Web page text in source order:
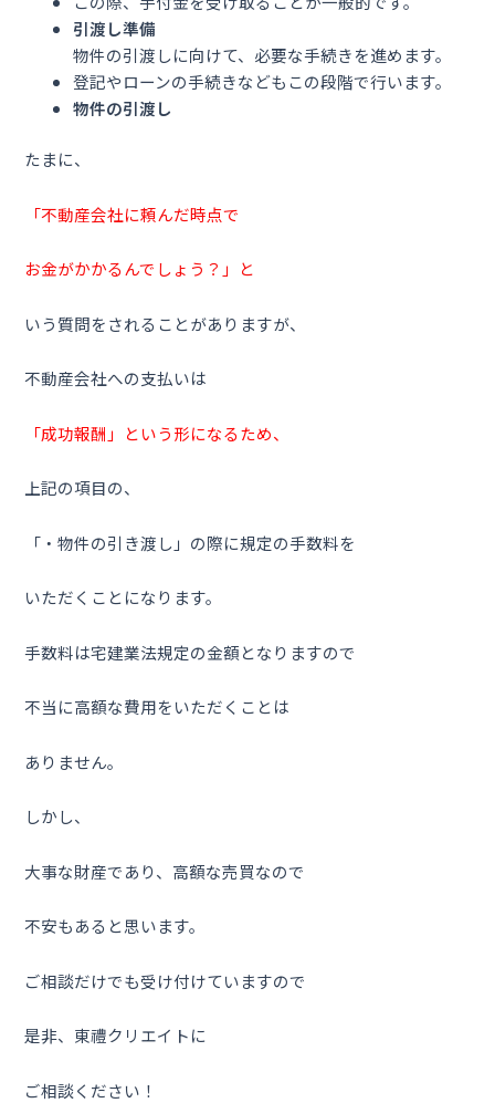
引渡し準備
物件の引渡しに向けて、必要な手続きを進めます。
登記やローンの手続きなどもこの段階で行います。
物件の引渡し
たまに、
「不動産会社に頼んだ時点で
お金がかかるんでしょう？」と
いう質問をされることがありますが、
不動産会社への支払いは
「成功報酬」という形になるため、
上記の項目の、
「・物件の引き渡し」の際に規定の手数料を
いただくことになります。
手数料は宅建業法規定の金額となりますので
不当に高額な費用をいただくことは
ありません。
しかし、
大事な財産であり、高額な売買なので
不安もあると思います。
ご相談だけでも受け付けていますので
是非、東禮クリエイトに
ご相談ください！